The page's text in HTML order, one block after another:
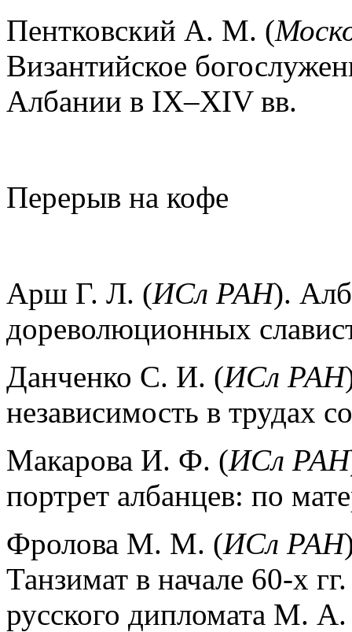
Пентковский А. М. (
Византийское
Албании в IX–XIV вв.
Перерыв на кофе
Арш Г. Л. (ИСл РАН).
дореволюционных
Данченко С. И. (ИСл РАН
независимость в трудах
Макарова И. Ф. (ИСл РАН
портрет албанцев: по
Фролова М. М. (ИСл РАН
Танзимат в начале 60-х
русского дипломата М.